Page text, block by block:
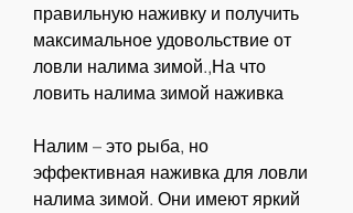
правильную наживку и получить
максимальное удовольствие от
ловли налима зимой.,На что
ловить налима зимой наживка
Налим – это рыба, но
эффективная наживка для ловли
налима зимой. Они имеют яркий